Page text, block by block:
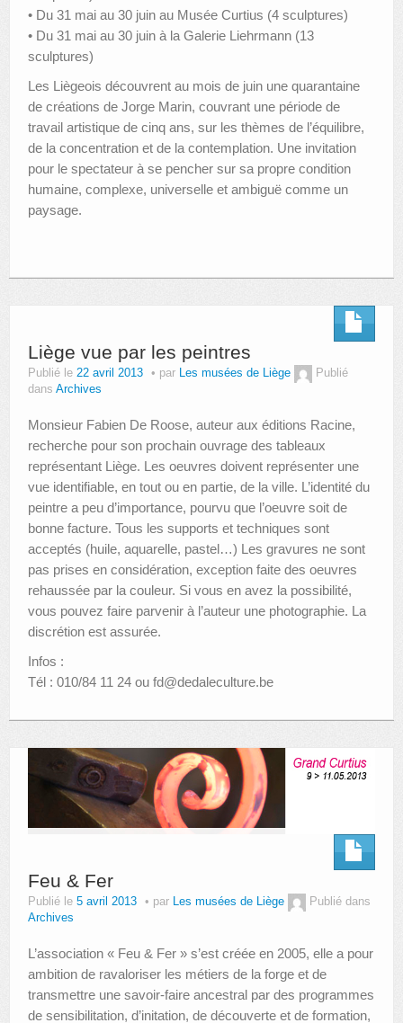
• Du 31 mai au 30 juin au Musée Curtius (4 sculptures)
• Du 31 mai au 30 juin à la Galerie Liehrmann (13
sculptures)
Les Liègeois découvrent au mois de juin une quarantaine
de créations de Jorge Marin, couvrant une période de
travail artistique de cinq ans, sur les thèmes de l’équilibre,
de la concentration et de la contemplation. Une invitation
pour le spectateur à se pencher sur sa propre condition
humaine, complexe, universelle et ambiguë comme un
paysage.
Liège vue par les peintres
Publié le 22 avril 2013 par Les musées de Liège
Publié
dans Archives
Monsieur Fabien De Roose, auteur aux éditions Racine,
recherche pour son prochain ouvrage des tableaux
représentant Liège. Les oeuvres doivent représenter une
vue identifiable, en tout ou en partie, de la ville. L’identité du
peintre a peu d’importance, pourvu que l’oeuvre soit de
bonne facture. Tous les supports et techniques sont
acceptés (huile, aquarelle, pastel…) Les gravures ne sont
pas prises en considération, exception faite des oeuvres
rehaussée par la couleur. Si vous en avez la possibilité,
vous pouvez faire parvenir à l’auteur une photographie. La
discrétion est assurée.
Infos :
Tél : 010/84 11 24 ou fd@dedaleculture.be
Feu & Fer
Publié le 5 avril 2013 par Les musées de Liège
Publié dans
Archives
L’association « Feu & Fer » s’est créée en 2005, elle a pour
ambition de ravaloriser les métiers de la forge et de
transmettre une savoir-faire ancestral par des programmes
de sensibilitation, d’initation, de découverte et de formation,